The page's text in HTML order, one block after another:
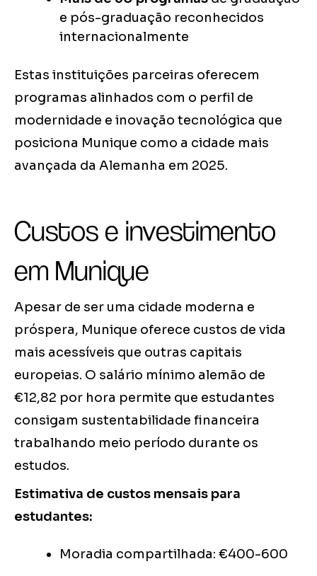
e pós-graduação reconhecidos
internacionalmente
Estas instituições parceiras oferecem
programas alinhados com o perfil de
modernidade e inovação tecnológica que
posiciona Munique como a cidade mais
avançada da Alemanha em 2025.
Custos e investimento
em Munique
Apesar de ser uma cidade moderna e
próspera, Munique oferece custos de vida
mais acessíveis que outras capitais
europeias. O salário mínimo alemão de
€12,82 por hora permite que estudantes
consigam sustentabilidade financeira
trabalhando meio período durante os
estudos.
Estimativa de custos mensais para
estudantes:
Moradia compartilhada: €400-600